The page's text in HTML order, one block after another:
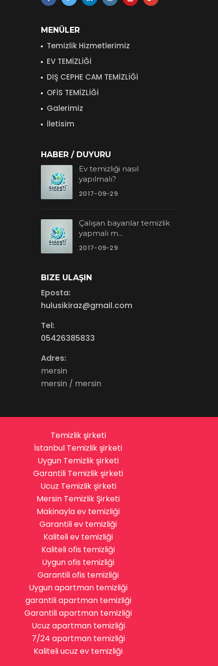
MENÜLER
Temizlik Hizmetlerimiz
EV TEMİZLİĞİ
DIŞ CEPHE CAM TEMİZLİĞİ
OFİS TEMİZLİĞİ
Galerimiz
İletisim
HABER / DUYURU
Ev temizliği nasıl
yapılmalı?
2017-09-29
Çalışan bayanlar temizlik
yapmalı m...
2017-09-29
BIZE ULAŞIN
Eposta:
hulusikiraz@gmail.com
Tel:
05426385833
Adres:
mersin
mersin / mersin
Temizlik şirketi
İstanbul Temizlik şirketi
Uygun Temizlik şirketi
Garantili Temizlik şirketi
Ucuz Temizlik şirketi
Mersin Temizlik Şirketi
Makinayla ev temizliği
Garantili ev temizliği
Kaliteli ev temizliği
Kaliteli ofis temizliği
Uygun ofis temizliği
Garantili ofis temizliği
Uygun apartman temizliği
garantili apartman temizliği
Garantili apartman temizliği
Ucuz apartman temizliği
7/24 apartman temizliği
Kaliteli ucuz ev temizliği